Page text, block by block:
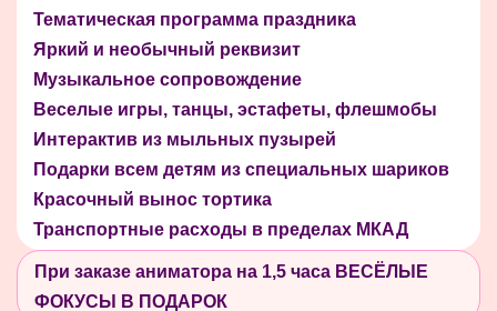
Тематическая программа праздника
Яркий и необычный реквизит
Музыкальное сопровождение
Веселые игры, танцы, эстафеты, флешмобы
Интерактив из мыльных пузырей
Подарки всем детям из специальных шариков
Красочный вынос тортика
Транспортные расходы в пределах МКАД
При заказе аниматора на 1,5 часа ВЕСЁЛЫЕ
ФОКУСЫ В ПОДАРОК